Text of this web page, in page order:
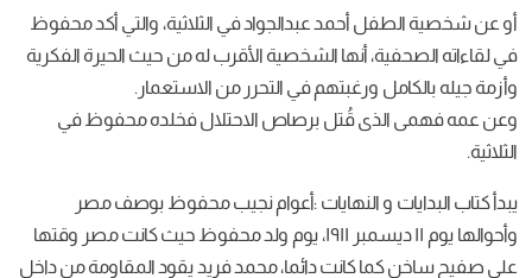
أو عن شخصية الطفل أحمد عبدالجواد في الثلاثية، والتي أكد محفوظ
في لقاءاته الصحفية، أنها الشخصية الأقرب له من حيث الحيرة الفكرية
وأزمة جيله بالكامل ورغبتهم في التحرر من الاستعمار.
وعن عمه فهمى الذى قُتل برصاص الاحتلال فخلده محفوظ في
الثلاثية.
يبدأ كتاب البدايات و النهايات :أعوام نجيب محفوظ بوصف مصر
وأحوالها يوم ١١ ديسمبر ١٩١١، يوم ولد محفوظ حيث كانت مصر وقتها
على صفيح ساخن كما كانت دائما، محمد فريد يقود المقاومة من داخل